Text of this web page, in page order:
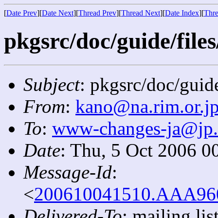
[Date Prev][Date Next][Thread Prev][Thread Next][Date Index][
pkgsrc/doc/guide/
Subject: pkgsrc/doc/
From:
To: www-changes-
Date: Thu, 5 Oct 2006
Message-Id:
<